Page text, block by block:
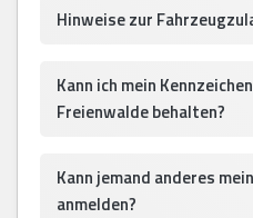
Hinweise zur
Kann ich mein
Freienwalde behalten?
Kann jemand anderes
anmelden?